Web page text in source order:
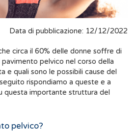
Data di pubblicazione: 12/12/2022
circa il 60% delle donne soffre di
pelvico nel corso della
e quali sono le possibili cause del
rispondiamo a queste e a
questa importante struttura del
pelvico?